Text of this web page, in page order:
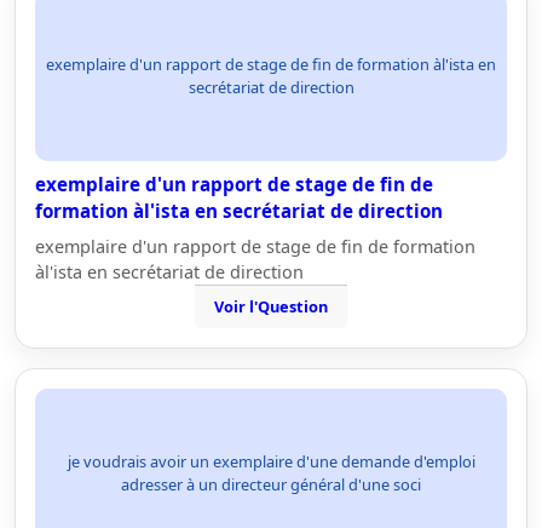
exemplaire d'un rapport de stage de fin de formation àl'ista en
secrétariat de direction
exemplaire d'un rapport de stage de fin de
formation àl'ista en secrétariat de direction
exemplaire d'un rapport de stage de fin de formation
àl'ista en secrétariat de direction
Voir l'Question
je voudrais avoir un exemplaire d'une demande d'emploi
adresser à un directeur général d'une soci